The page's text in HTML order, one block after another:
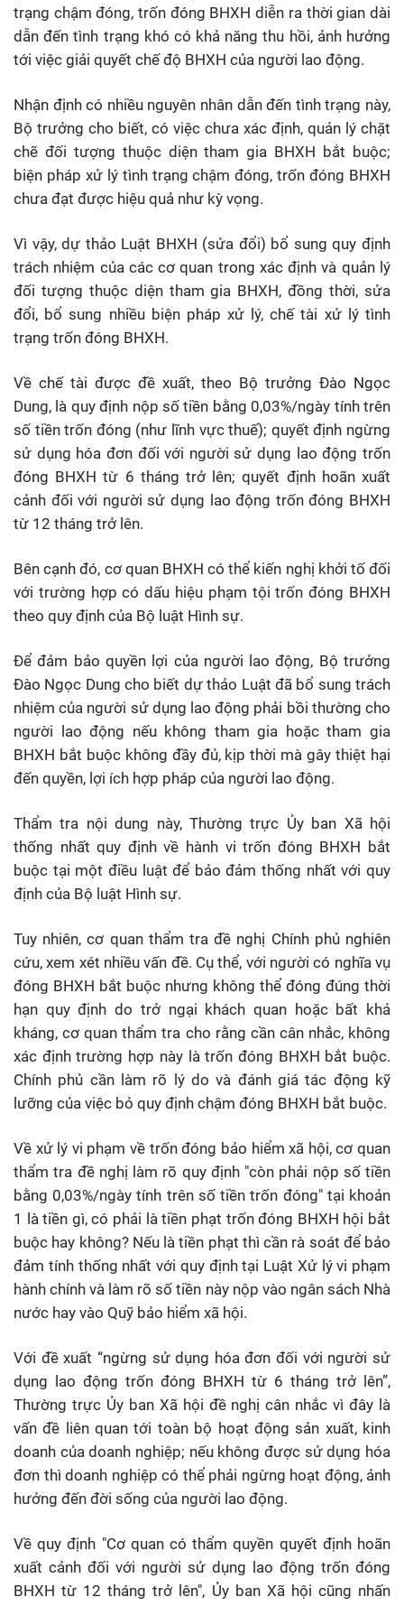
trạng chậm đóng, trốn đóng BHXH diễn ra thời gian dài
dẫn đến tình trạng khó có khả năng thu hồi, ảnh hưởng
tới việc giải quyết chế độ BHXH của người lao động.
Nhận định có nhiều nguyên nhân dẫn đến tình trạng này,
Bộ trưởng cho biết, có việc chưa xác định, quản lý chặt
chẽ đối tượng thuộc diện tham gia BHXH bắt buộc;
biện pháp xử lý tình trạng chậm đóng, trốn đóng BHXH
chưa đạt được hiệu quả như kỳ vọng.
Vì vậy, dự thảo Luật BHXH (sửa đổi) bổ sung quy định
trách nhiệm của các cơ quan trong xác định và quản lý
đối tượng thuộc diện tham gia BHXH, đồng thời, sửa
đổi, bổ sung nhiều biện pháp xử lý, chế tài xử lý tình
trạng trốn đóng BHXH.
Về chế tài được đề xuất, theo Bộ trưởng Đào Ngọc
Dung, là quy định nộp số tiền bằng 0,03%/ngày tính trên
số tiền trốn đóng (như lĩnh vực thuế); quyết định ngừng
sử dụng hóa đơn đối với người sử dụng lao động trốn
đóng BHXH từ 6 tháng trở lên; quyết định hoãn xuất
cảnh đối với người sử dụng lao động trốn đóng BHXH
từ 12 tháng trở lên.
Bên cạnh đó, cơ quan BHXH có thể kiến nghị khởi tố đối
với trường hợp có dấu hiệu phạm tội trốn đóng BHXH
theo quy định của Bộ luật Hình sự.
Để đảm bảo quyền lợi của người lao động, Bộ trưởng
Đào Ngọc Dung cho biết dự thảo Luật đã bổ sung trách
nhiệm của người sử dụng lao động phải bồi thường cho
người lao động nếu không tham gia hoặc tham gia
BHXH bắt buộc không đầy đủ, kịp thời mà gây thiệt hại
đến quyền, lợi ích hợp pháp của người lao động.
Thẩm tra nội dung này, Thường trực Ủy ban Xã hội
thống nhất quy định về hành vi trốn đóng BHXH bắt
buộc tại một điều luật để bảo đảm thống nhất với quy
định của Bộ luật Hình sự.
Tuy nhiên, cơ quan thẩm tra đề nghị Chính phủ nghiên
cứu, xem xét nhiều vấn đề. Cụ thể, với người có nghĩa vụ
đóng BHXH bắt buộc nhưng không thể đóng đúng thời
hạn quy định do trở ngại khách quan hoặc bất khả
kháng, cơ quan thẩm tra cho rằng cần cân nhắc, không
xác định trường hợp này là trốn đóng BHXH bắt buộc.
Chính phủ cần làm rõ lý do và đánh giá tác động kỹ
lưỡng của việc bỏ quy định chậm đóng BHXH bắt buộc.
Về xử lý vi phạm về trốn đóng bảo hiểm xã hội, cơ quan
thẩm tra đề nghị làm rõ quy định "còn phải nộp số tiền
bằng 0,03%/ngày tính trên số tiền trốn đóng" tại khoản
1 là tiền gì, có phải là tiền phạt trốn đóng BHXH hội bắt
buộc hay không? Nếu là tiền phạt thì cần rà soát để bảo
đảm tính thống nhất với quy định tại Luật Xử lý vi phạm
hành chính và làm rõ số tiền này nộp vào ngân sách Nhà
nước hay vào Quỹ bảo hiểm xã hội.
Với đề xuất “ngừng sử dụng hóa đơn đối với người sử
dụng lao động trốn đóng BHXH từ 6 tháng trở lên”,
Thường trực Ủy ban Xã hội đề nghị cân nhắc vì đây là
vấn đề liên quan tới toàn bộ hoạt động sản xuất, kinh
doanh của doanh nghiệp; nếu không được sử dụng hóa
đơn thì doanh nghiệp có thể phải ngừng hoạt động, ảnh
hưởng đến đời sống của người lao động.
Về quy định "Cơ quan có thẩm quyền quyết định hoãn
xuất cảnh đối với người sử dụng lao động trốn đóng
BHXH từ 12 tháng trở lên", Ủy ban Xã hội cũng nhấn